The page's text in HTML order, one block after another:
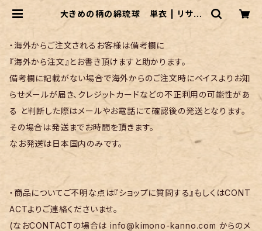
大きめの柄の綿琉球 単衣 | リサイ
・海外からご注文されるお客様は備考欄に
『海外から注文』とお書き頂けますと助かります。
備考欄に記載がない場合で海外からのご注文時にベイスよりお知
らせメールが届き、クレジットカードなどの不正利用の可能性があ
る と判断した際はメールやお電話にて確認後の発送となります。
その場合は発送までお時間を頂きます。
なお発送は日本国内のみです。
・商品についてご不明な点は『ショップに質問する』もしくはCONT
ACTよりご連絡くださいませ。
(なおCONTACTの場合はinfo@kimono-kanno.com からのメ